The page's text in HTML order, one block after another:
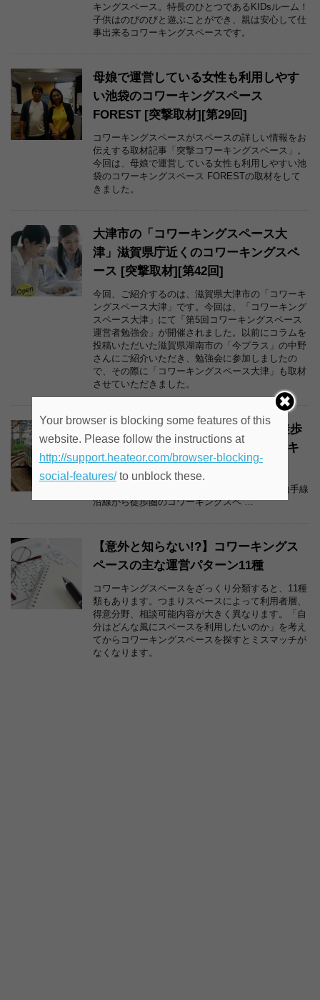
キングスペース。特長のひとつであるKIDsルーム！
子供はのびのびと遊ぶことができ、親は安心して仕
事出来るコワーキングスペースです。
母娘で運営している女性も利用しやす
い池袋のコワーキングスペース
FOREST [突撃取材][第29回]
コワーキングスペースがスペースの詳しい情報をお
伝えする取材記事「突撃コワーキングスペース」。
今回は、母娘で運営している女性も利用しやすい池
袋のコワーキングスペース FORESTの取材をして
きました。
大津市の「コワーキングスペース大
津」滋賀県庁近くのコワーキングスペ
ース [突撃取材][第42回]
今回、ご紹介するのは、滋賀県大津市の「コワーキ
ングスペース大津」です。今回は、「コワーキング
スペース大津」にて「第5回コワーキングスペース
運営者勉強会」が開催されました。以前にコラムを
投稿いただいた滋賀県湖南市の「今プラス」の中野
さんにご紹介いただき、勉強会に参加しましたの
で、その際に「コワーキングスペース大津」も取材
させていただきました。
JR山手線（巣鴨～原宿）沿線から徒歩
圏の仕事や就職活動に便利なコワーキ
ングスペース
池袋・高田馬場・新宿・代々木・原宿などJR山手線
沿線から徒歩圏のコワーキングスペ …
【意外と知らない!?】コワーキングス
ペースの主な運営パターン11種
コワーキングスペースをざっくり分類すると、11種
類もあります。つまりスペースによって利用者層、
得意分野、相談可能内容が大きく異なります。「自
分はどんな風にスペースを利用したいのか」を考え
てからコワーキングスペースを探すとミスマッチが
なくなります。
Your browser is blocking some features of this
website. Please follow the instructions at
http://support.heateor.com/browser-blocking-
social-features/to unblock these.